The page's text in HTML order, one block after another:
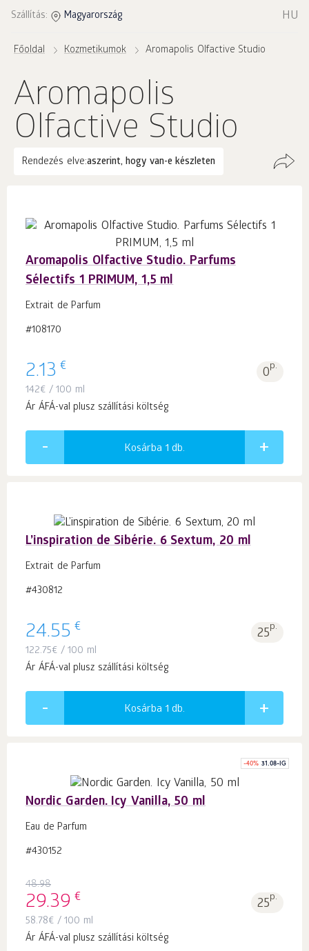
Szállítás: Magyarország HU
Főoldal Kozmetikumok Aromapolis Olfactive Studio
Aromapolis
Olfactive Studio
Rendezés elve:aszerint, hogy van-e készleten
Aromapolis Olfactive Studio. Parfums
Sélectifs 1 PRIMUM, 1,5 ml
Extrait de Parfum
#108170
2.13 € 0p.
142€ / 100 ml
Ár ÁFÁ-val plusz szállítási költség
Kosárba 1 db.
L’inspiration de Sibérie. 6 Sextum, 20 ml
Extrait de Parfum
#430812
24.55 € 25p.
122.75€ / 100 ml
Ár ÁFÁ-val plusz szállítási költség
Kosárba 1 db.
-40% 31.08-IG
Nordic Garden. Icy Vanilla, 50 ml
Eau de Parfum
#430152
48.98
29.39 € 25p.
58.78€ / 100 ml
Ár ÁFÁ-val plusz szállítási költség